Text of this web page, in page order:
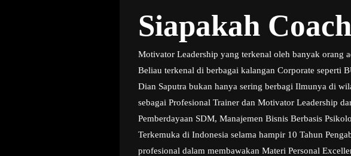
Siapakah
Motivator Leadership yang terkenal oleh banyak orang
Beliau terkenal di berbagai kalangan Corporate seperti
Dian Saputra bukan hanya sering berbagi Ilmunya di
sebagai Profesional Trainer dan Motivator Leadership
Pemberdayaan SDM, Manajemen Bisnis Berbasis
Terkemuka di Indonesia selama hampir 10 Tahun
profesional dalam membawakan Materi Personal